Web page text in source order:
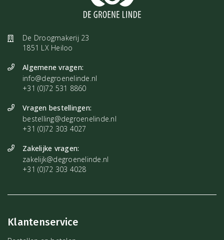
De Droogmakerij 23
1851 LX Heiloo
Algemene vragen:
info@degroenelinde.nl
+31 (0)72 531 8860
Vragen bestellingen:
bestelling@degroenelinde.nl
+31 (0)72 303 4027
Zakelijke vragen:
zakelijk@degroenelinde.nl
+31 (0)72 303 4028
Klantenservice